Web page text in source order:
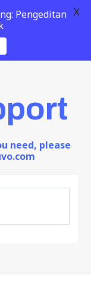
need, please
Pengeditan X